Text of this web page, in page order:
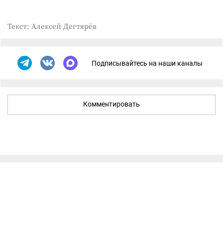
Текст: Алексей Дегтярёв
Подписывайтесь на наши каналы
Комментировать